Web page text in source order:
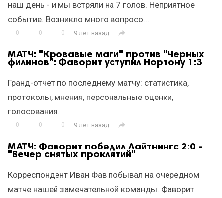
наш день - и мы встряли на 7 голов. Неприятное
событие. Возникло много вопросо...
0 0 0 9 лет назад 
МАТЧ: "Кровавые маги" против "Черных
филинов": Фаворит уступил Нортону 1:3
Гранд-отчет по последнему матчу: статистика,
протоколы, мнения, персональные оценки,
голосования.
0 0 0 9 лет назад 
МАТЧ: Фаворит победил Лайтнингс 2:0 -
"Вечер снятых проклятий"
Корреспондент Иван Фав побывал на очередном
матче нашей замечательной команды. Фаворит